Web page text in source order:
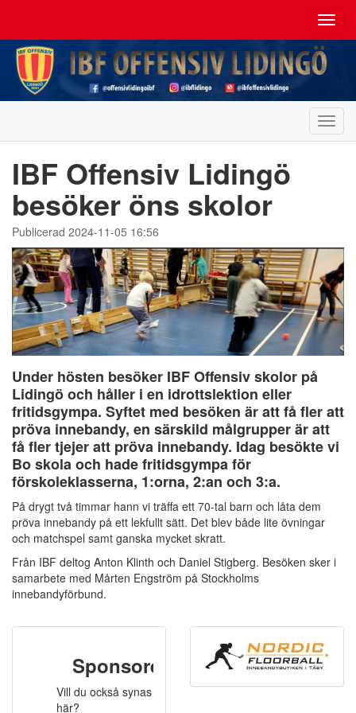
IBF Offensiv Lidingö
besöker öns skolor
Publicerad 2024-11-05 16:56
Under hösten besöker IBF Offensiv skolor på
Lidingö och håller i en idrottslektion eller
fritidsgympa. Syftet med besöken är att få fler att
pröva innebandy, en särskild målgrupper är att
få fler tjejer att pröva innebandy. Idag besökte vi
Bo skola och hade fritidsgympa för
förskoleklasserna, 1:orna, 2:an och 3:a.
På drygt två timmar hann vi träffa ett 70-tal barn och låta dem
pröva innebandy på ett lekfullt sätt. Det blev både lite övningar
och matchspel samt ganska mycket skratt.
Från IBF deltog Anton Klinth och Daniel Stigberg. Besöken sker i
samarbete med Mårten Engström på Stockholms
innebandyförbund.
Sponsorer
Vill du också synas
här?